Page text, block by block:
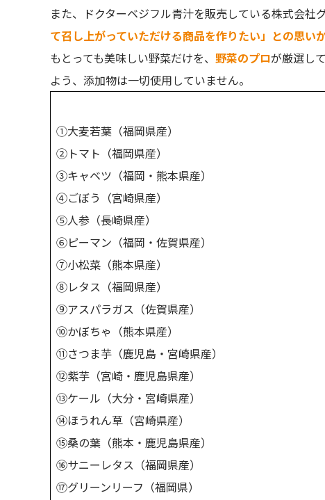
また、ドクターベジフル青汁を販売している株式会社
て召し上がっていただける商品を作りたい」との思い
もとっても美味しい野菜だけを、 野菜のプロが厳選し
よう、添加物は一切使用していません。
①大麦若葉（福岡県産）
②トマト（福岡県産）
③キャベツ（福岡・熊本県産）
④ごぼう（宮崎県産）
⑤人参（長崎県産）
⑥ピーマン（福岡・佐賀県産）
⑦小松菜（熊本県産）
⑧レタス（福岡県産）
⑨アスパラガス（佐賀県産）
⑩かぼちゃ（熊本県産）
⑪さつま芋（鹿児島・宮崎県産）
⑫紫芋（宮崎・鹿児島県産）
⑬ケール（大分・宮崎県産）
⑭ほうれん草（宮崎県産）
⑮桑の葉（熊本・鹿児島県産）
⑯サニーレタス（福岡県産）
⑰グリーンリーフ（福岡県）